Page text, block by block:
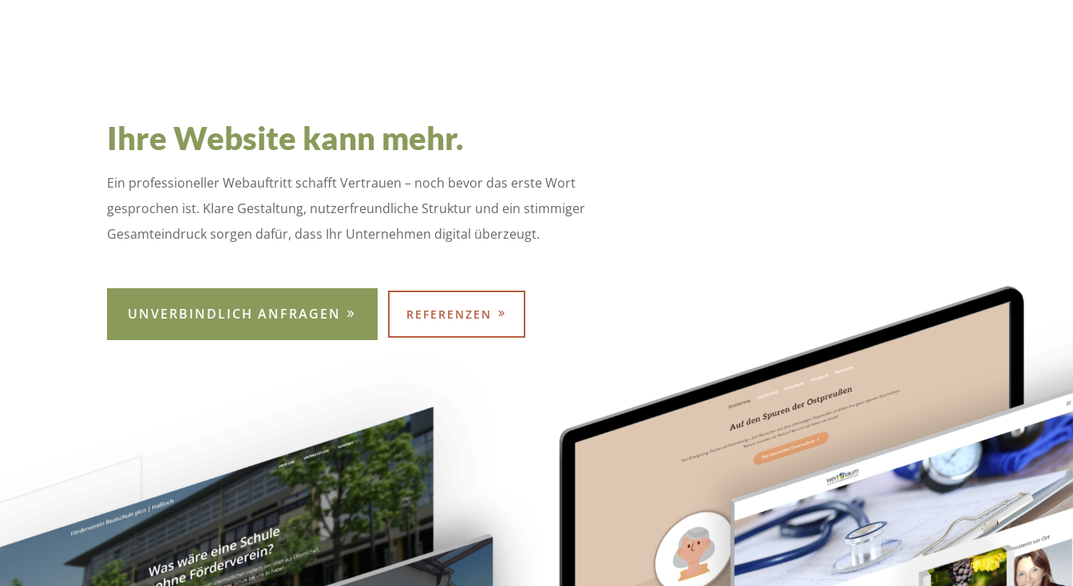
Ihre Website kann mehr.
Ein professioneller Webauftritt schafft Vertrauen – noch bevor das erste Wort
gesprochen ist. Klare Gestaltung, nutzerfreundliche Struktur und ein stimmiger
Gesamteindruck sorgen dafür, dass Ihr Unternehmen digital überzeugt.
UNVERBINDLICH ANFRAGEN REFERENZEN